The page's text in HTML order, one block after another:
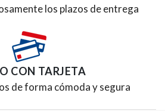
los plazos de entrega
CON TARJETA
de forma cómoda y segura